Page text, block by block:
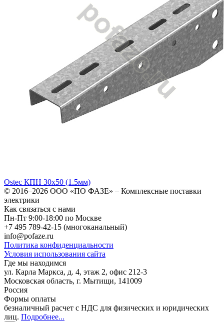
Ostec КПН 30х50 (1.5мм)
© 2016–2026 ООО «ПО ФАЗЕ» – Комплексные поставки
электрики
Как связаться с нами
Пн-Пт 9:00-18:00 по Москве
+7 495 789-42-15 (многоканальный)
info@pofaze.ru
Политика конфиденциальности
Условия использования сайта
Где мы находимся
ул. Карла Маркса, д. 4, этаж 2, офис 212-3
Московская область, г. Мытищи, 141009
Россия
Формы оплаты
безналичный расчет с НДС для физических и юридических
лиц. Подробнее...